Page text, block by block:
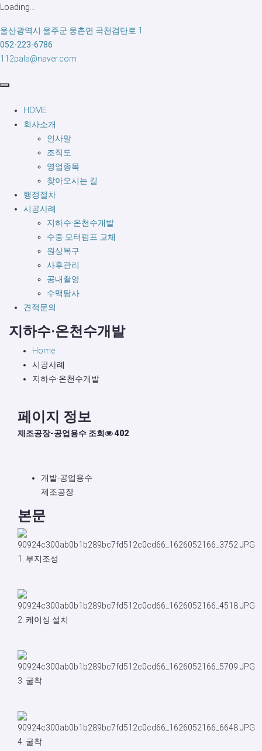
Loading...
울산광역시 울주군 웅촌면 곡천검단로 1
052-223-6786
112pala@naver.com
HOME
회사소개
인사말
조직도
영업종목
찾아오시는 길
행정절차
시공사례
지하수·온천수개발
수중 모터펌프 교체
원상복구
사후관리
공내촬영
수맥탐사
견적문의
지하수·온천수개발
Home
시공사례
지하수·온천수개발
페이지 정보
제조공장-공업용수 조회 402
개발-공업용수
제조공장
본문
1. 부지조성
2. 케이싱 설치
3. 굴착
4. 굴착